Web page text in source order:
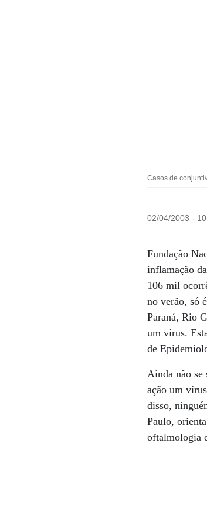
Casos de
02/04/2003 -
Fundação
inflamação
106 mil
no verão, só
Paraná, Rio
um vírus.
de
Ainda não se
ação um
disso,
Paulo,
oftalmologia